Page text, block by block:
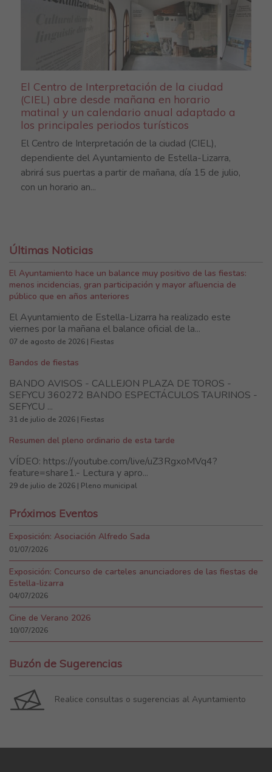
El Centro de Interpretación de la ciudad
(CIEL) abre desde mañana en horario
matinal y un calendario anual adaptado a
los principales periodos turísticos
El Centro de Interpretación de la ciudad (CIEL),
dependiente del Ayuntamiento de Estella-Lizarra,
abrirá sus puertas a partir de mañana, día 15 de julio,
con un horario an...
Últimas Noticias
El Ayuntamiento hace un balance muy positivo de las fiestas:
menos incidencias, gran participación y mayor afluencia de
público que en años anteriores
El Ayuntamiento de Estella-Lizarra ha realizado este
viernes por la mañana el balance oficial de la...
07 de agosto de 2026 | Fiestas
Bandos de fiestas
BANDO AVISOS - CALLEJON PLAZA DE TOROS -
SEFYCU 360272 BANDO ESPECTÁCULOS TAURINOS -
SEFYCU ...
31 de julio de 2026 | Fiestas
Resumen del pleno ordinario de esta tarde
VÍDEO: https://youtube.com/live/uZ3RgxoMVq4?
feature=share1.- Lectura y apro...
29 de julio de 2026 | Pleno municipal
Próximos Eventos
Exposición: Asociación Alfredo Sada
01/07/2026
Exposición: Concurso de carteles anunciadores de las fiestas de
Estella-lizarra
04/07/2026
Cine de Verano 2026
10/07/2026
Buzón de Sugerencias
Realice consultas o sugerencias al Ayuntamiento